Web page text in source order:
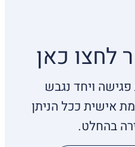
לחצו כאן
פגישה ויחד נגבש
אישית ככל הניתן
בהחלט.